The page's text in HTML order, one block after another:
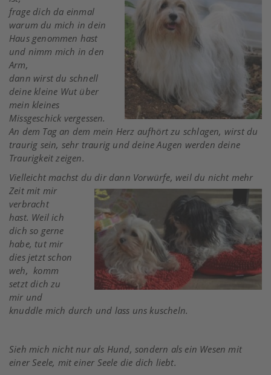
frage dich da einmal
warum du mich in dein
Haus genommen hast
und nimm mich in den
Arm,
dann wirst du schnell
deine kleine Wut über
mein kleines
Missgeschick vergessen.
An dem Tag an dem mein Herz aufhört zu schlagen, wirst du
traurig sein, sehr traurig und deine Augen werden deine
Traurigkeit zeigen.
Vielleicht machst du dir dann Vorwürfe, weil du nicht mehr
Zeit mit mir
verbracht
hast. Weil ich
dich so gerne
habe, tut mir
dies jetzt schon
weh, komm
setzt dich zu
mir und
knuddle mich durch und lass uns kuscheln.
Sieh mich nicht nur als Hund, sondern als ein Wesen mit
einer Seele, mit einer Seele die dich liebt.